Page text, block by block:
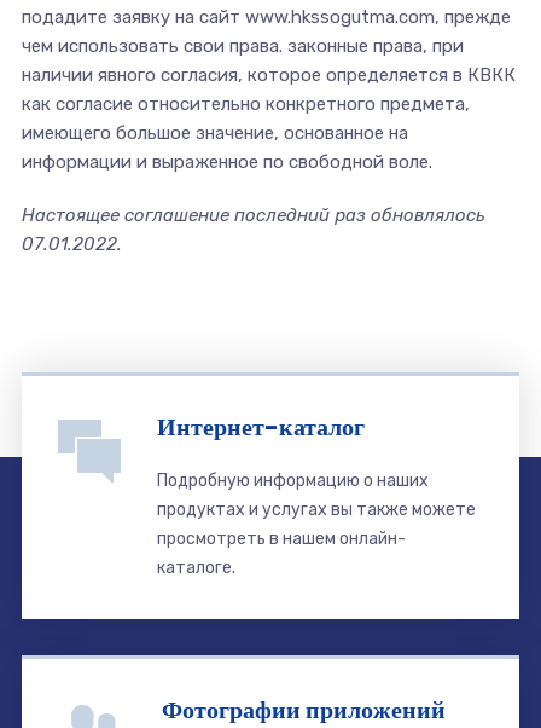
подадите заявку на сайт www.hkssogutma.com, прежде
чем использовать свои права. законные права, при
наличии явного согласия, которое определяется в КВКК
как согласие относительно конкретного предмета,
имеющего большое значение, основанное на
информации и выраженное по свободной воле.
Настоящее соглашение последний раз обновлялось
07.01.2022.
Интернет-каталог
Подробную информацию о наших
продуктах и ​​услугах вы также можете
просмотреть в нашем онлайн-
каталоге.
Фотографии приложений